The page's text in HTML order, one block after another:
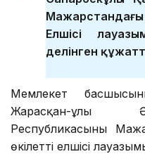
Елшісі
делінген
Мемлекет
Жарасқан-ұлы
Республикасының
өкілетті елшісі